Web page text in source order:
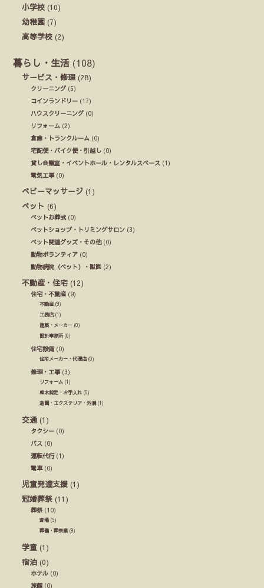
小学校 (10)
幼稚園 (7)
高等学校 (2)
暮らし・生活 (108)
サービス・修理 (28)
クリーニング(5)
コインランドリー (17)
ハウスクリーニング(0)
リフォーム (2)
倉庫・トランクルーム (0)
宅配便・バイク便・引越し (0)
貸し会議室・イベントホール・レンタルスペース (1)
電気工事(0)
ベビーマッサージ (1)
ペット (6)
ペットお葬式(0)
ペットショップ・トリミングサロン (3)
ペット関連グッズ・その他(0)
動物ボランティア (0)
動物病院（ペット）・獣医 (2)
不動産・住宅 (12)
住宅・不動産 (9)
不動産 (9)
工務店 (1)
建築・メーカー (0)
設計事務所(0)
住宅設備(0)
住宅メーカー・代理店 (0)
修理・工事(3)
リフォーム (1)
庭木剪定・お手入れ (0)
造園・エクステリア・外溝(1)
交通 (1)
タクシー (0)
バス (0)
運転代行(1)
電車(0)
児童発達支援 (1)
冠婚葬祭 (11)
葬祭(10)
斎場(5)
葬儀・葬祭業 (9)
学童 (1)
宿泊 (0)
ホテル (0)
旅館 (0)